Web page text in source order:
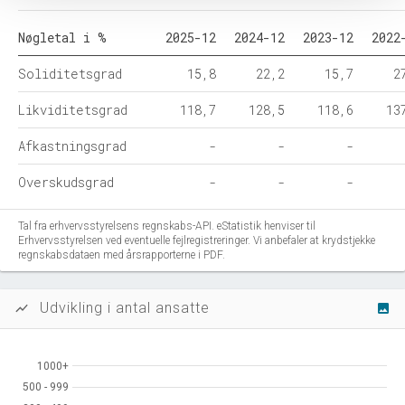
Nøgletal i % 2025-12 2024-12 2023-12
Soliditetsgrad 15,8 22,2 15,7
Likviditetsgrad 118,7 128,5 118,6
Afkastningsgrad - - -
Overskudsgrad - - -
Tal fra erhvervsstyrelsens regnskabs-API. eStatistik henviser til
Erhvervsstyrelsen ved eventuelle fejlregistreringer. Vi anbefaler at krydstjekke
regnskabsdataen med årsrapporterne i PDF.
show_chart Udvikling i antal ansatte image
500 - 999
500 - 999
1000+
1000+